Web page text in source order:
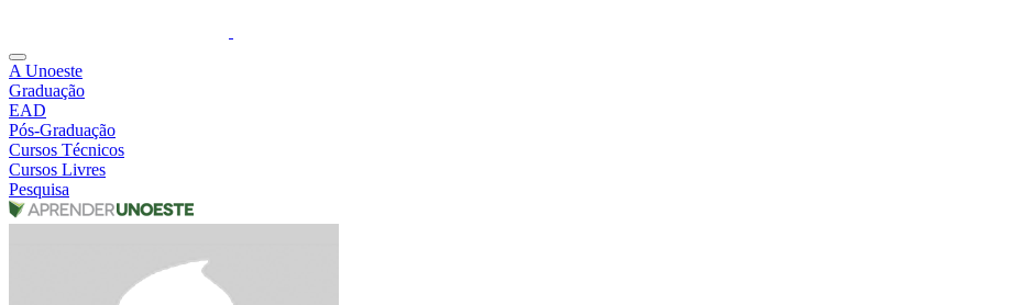
A Unoeste
Graduação
EAD
Pós-Graduação
Cursos Técnicos
Cursos Livres
Pesquisa